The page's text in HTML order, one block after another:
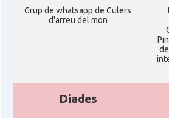
Grup de whatsapp de Culers
d'arreu del mon
Diades